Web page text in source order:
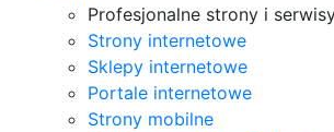
Profesjonalne strony i
Strony internetowe
Sklepy internetowe
Portale internetowe
Strony mobilne